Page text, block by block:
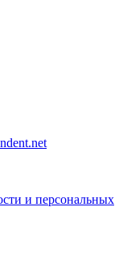
и персональных